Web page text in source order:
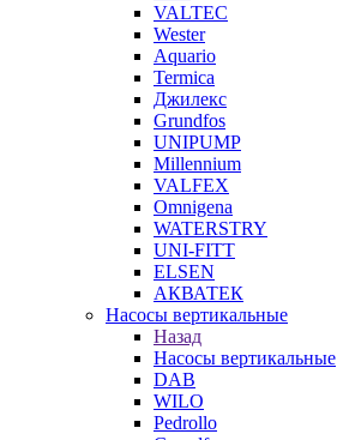
VALTEC
Wester
Aquario
Termica
Джилекс
Grundfos
UNIPUMP
Millennium
VALFEX
Omnigena
WATERSTRY
UNI-FITT
ELSEN
АКВАТЕК
Насосы вертикальные
Назад
Насосы вертикальные
DAB
WILO
Pedrollo